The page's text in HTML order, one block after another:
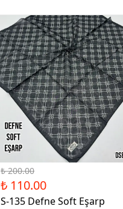
%45 İndirim
₺ 200.00
₺ 110.00
S-135 Defne Soft Eşarp